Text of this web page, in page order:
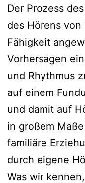
Der Prozess
des Hörens von
Fähigkeit
Vorhersagen
und Rhythmus
auf einem
und damit auf
in großem
familiäre
durch eigene
Was wir